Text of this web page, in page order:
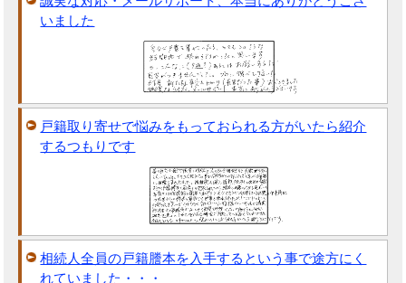
いました
戸籍取り寄せで悩みをもっておられる方がいたら紹介
するつもりです
相続人全員の戸籍謄本を入手するという事で途方にく
れていました・・・